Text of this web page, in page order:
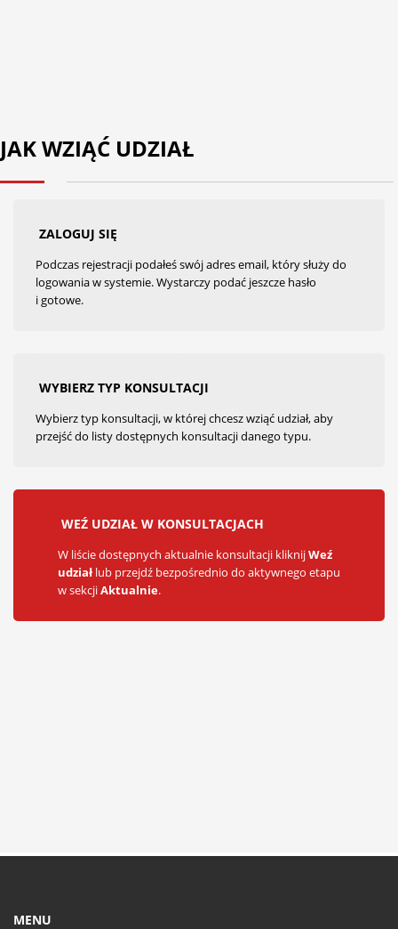
JAK WZIĄĆ UDZIAŁ
ZALOGUJ SIĘ
Podczas rejestracji podałeś swój adres email, który służy do
logowania w systemie. Wystarczy podać jeszcze hasło
i gotowe.
WYBIERZ TYP KONSULTACJI
Wybierz typ konsultacji, w której chcesz wziąć udział, aby
przejść do listy dostępnych konsultacji danego typu.
WEŹ UDZIAŁ W KONSULTACJACH
W liście dostępnych aktualnie konsultacji kliknijWeź
udział lub przejdź bezpośrednio do aktywnego etapu
w sekcjiAktualnie.
MENU